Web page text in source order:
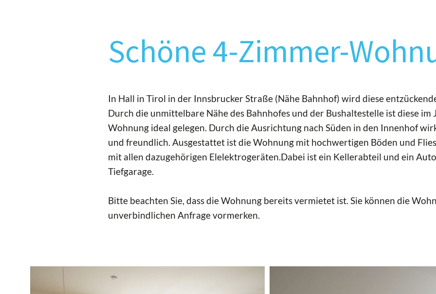
Schöne 4-Zimmer-
In Hall in Tirol in der Innsbrucker Straße (Nähe Bahnhof) wird diese
Durch die unmittelbare Nähe des Bahnhofes und der Bushaltestelle ist diese im
Wohnung ideal gelegen. Durch die Ausrichtung nach Süden in den Innenhof
und freundlich. Ausgestattet ist die Wohnung mit hochwertigen Böden und
mit allen dazugehörigen Elelektrogeräten.Dabei ist ein Kellerabteil und ein
Tiefgarage.
Bitte beachten Sie, dass die Wohnung bereits vermietet ist. Sie können die
unverbindlichen Anfrage vormerken.